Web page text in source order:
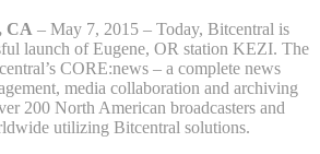
CA – May 7, 2015 – Today, Bitcentral is
launch of Eugene, OR station KEZI. The
CORE:news – a complete news
media collaboration and archiving
200 North American broadcasters and
utilizing Bitcentral solutions.